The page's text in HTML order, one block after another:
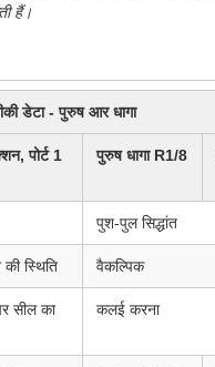
हैं।
डेटा - पुरुष आर धागा
पोर्ट 1 पुरुष धागा R1/8
पुश-पुल सिद्धांत
स्थिति वैकल्पिक
सील का
कलई करना